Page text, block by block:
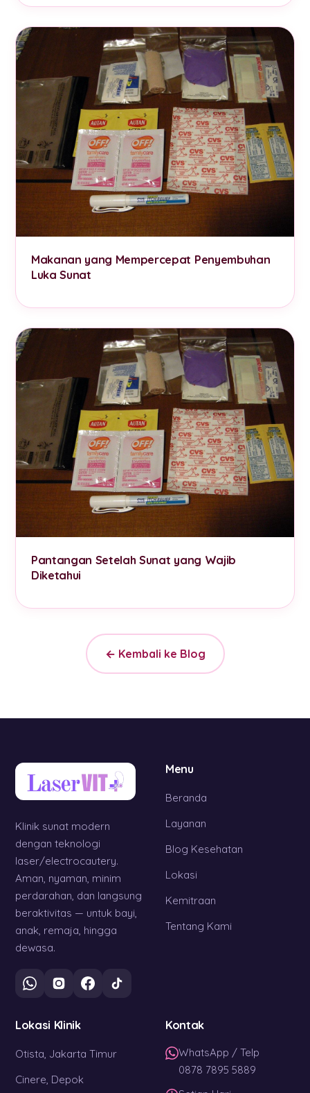
Makanan yang Mempercepat Penyembuhan
Luka Sunat
Pantangan Setelah Sunat yang Wajib
Diketahui
← Kembali ke Blog
Klinik sunat modern
dengan teknologi
laser/electrocautery.
Aman, nyaman, minim
perdarahan, dan langsung
beraktivitas — untuk bayi,
anak, remaja, hingga
dewasa.
Menu
Beranda
Layanan
Blog Kesehatan
Lokasi
Kemitraan
Tentang Kami
Lokasi Klinik
Otista, Jakarta Timur
Cinere, Depok
Kontak
WhatsApp / Telp
0878 7895 5889